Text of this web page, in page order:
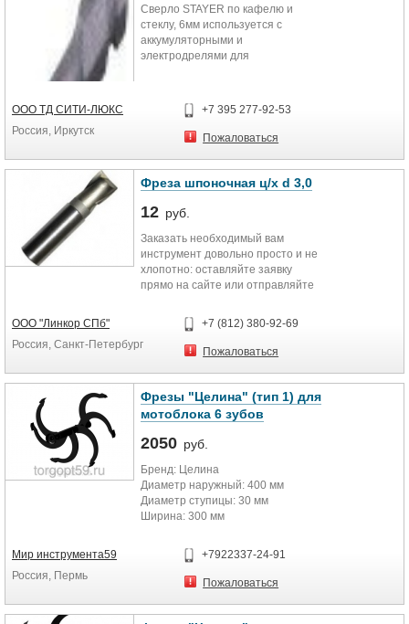
Сверло STAYER по кафелю и
стеклу, 6мм используется с
аккумуляторными и
электродрелями для
фарфора и керамики.
OOO ТД СИТИ-ЛЮКС
Россия, Иркутск
+7 395 277-92-53
Пожаловаться
Фреза шпоночная ц/х d 3,0
12 руб.
Заказать необходимый вам
инструмент довольно просто и не
хлопотно: оставляйте заявку
прямо на сайте или отправляйте
оплаты и способы доставки
максимально выгодны и удобны
для вас, а цена всегда
случае оптовых закупок может
быть предложена скидочная
система. Кроме того, мы
гарантируем безупречное качество
соответствие всем требованиям и
нормам.
ООО "Линкор СПб"
Россия, Санкт-Петербург
+7 (812) 380-92-69
Пожаловаться
Фрезы "Целина" (тип 1) для
мотоблока 6 зубов
2050 руб.
Бренд: Целина
Диаметр наружный: 400 мм
Диаметр ступицы: 30 мм
Ширина: 300 мм
мотоблоку: Целина, Каскад, Кадви
НМБ-1М1, Нева МБ-2
Мир инструмента59
Россия, Пермь
+7922337-24-91
Пожаловаться